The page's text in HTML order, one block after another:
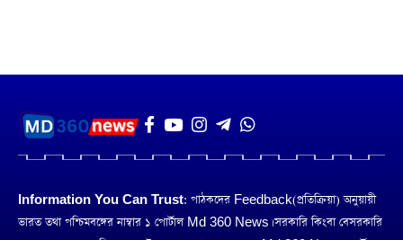
Information You Can Trust: পাঠকদের Feedback(প্রতিক্রিয়া) অনুয়ায়ী
ভারত তথা পশ্চিমবঙ্গের নাম্বার ১ পোর্টাল Md 360 News। সরকারি কিংবা বেসরকারি